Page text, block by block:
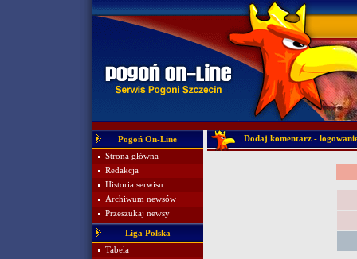
Pogoń On-Line
Strona główna
Redakcja
Historia serwisu
Archiwum newsów
Przeszukaj newsy
Liga Polska
Tabela
Dodaj komentarz -